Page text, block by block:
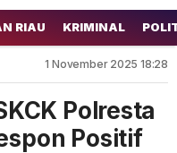
RIAU KRIMINAL
1 November 2025 18:28
Polresta
Positif